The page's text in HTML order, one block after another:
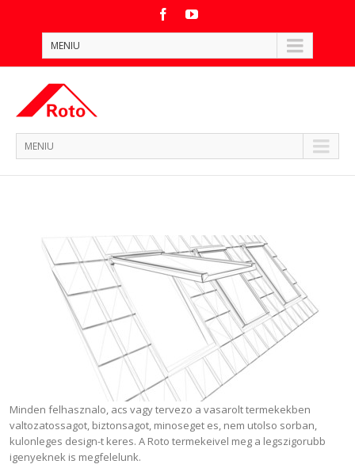
MENIU
MENIU
Minden felhasznalo, acs vagy tervezo a vasarolt termekekben
valtozatossagot, biztonsagot, minoseget es, nem utolso sorban,
kulonleges design-t keres. A Roto termekeivel meg a legszigorubb
igenyeknek is megfelelunk.